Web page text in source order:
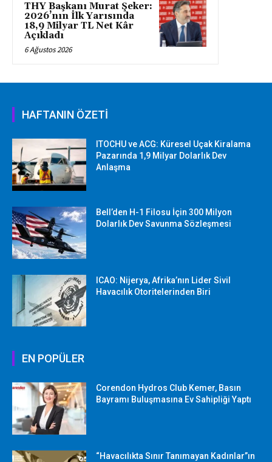
THY Başkanı Murat Şeker:
2026’nın İlk Yarısında
18,9 Milyar TL Net Kâr
Açıkladı
6 Ağustos 2026
HAFTANIN ÖZETİ
ITOCHU ve ACG: Küresel Uçak Kiralama
Pazarında 1,9 Milyar Dolarlık Dev
Anlaşma
Bell’den H-1 Filosu İçin 300 Milyon
Dolarlık Dev Savunma Sözleşmesi
ICAO: Nijerya, Afrika’nın Lider Sivil
Havacılık Otoritelerinden Biri
EN POPÜLER
Corendon Hydros Club Kemer, Basın
Bayramı Buluşmasına Ev Sahipliği Yaptı
“Havacılıkta Sınır Tanımayan Kadınlar”ın